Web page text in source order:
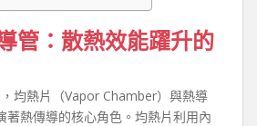
管：散熱效能躍升的
均熱片（Vapor Chamber）與熱導
著熱傳導的核心角色。均熱片利用內